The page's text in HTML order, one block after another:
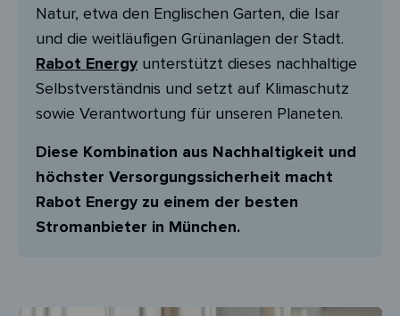
Natur, etwa den Englischen Garten, die Isar
und die weitläufigen Grünanlagen der Stadt.
Rabot Energy unterstützt dieses nachhaltige
Selbstverständnis und setzt auf Klimaschutz
sowie Verantwortung für unseren Planeten.
Diese Kombination aus Nachhaltigkeit und
höchster Versorgungssicherheit macht
Rabot Energy zu einem der besten
Stromanbieter in München.